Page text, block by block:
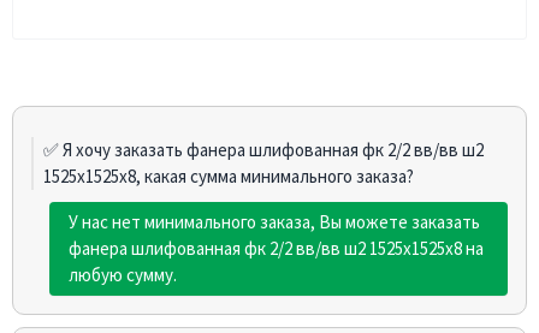
✅ Я хочу заказать фанера шлифованная фк 2/2 вв/вв ш2
1525х1525х8, какая сумма минимального заказа?
У нас нет минимального заказа, Вы можете заказать
фанера шлифованная фк 2/2 вв/вв ш2 1525х1525х8 на
любую сумму.